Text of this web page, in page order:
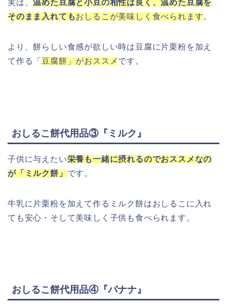
実は、温めた豆腐と小豆の相性は良く、温めた豆腐を
そのまま入れてもおしるこが美味しく食べられます。
より、餅らしい食感が欲しい時は豆腐に片栗粉を加え
て作る「 豆腐餅」がおススメ です。
おしるこ餅代用品③『ミルク』
子供に与えたい栄養も一緒に摂れるのでおススメなの
が「ミルク餅」 です。
牛乳に片栗粉を加えて作るミルク餅はおしるこに入れ
ても安心・そして美味しく子供も食べられます。
おしるこ餅代用品④『バナナ』